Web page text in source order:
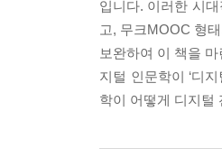
입니다. 이러한 시
고, 무크MOOC 형
보완하여 이 책을
지털 인문학이 ‘디
학이 어떻게 디지털